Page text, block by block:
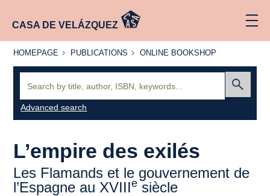
CASA DE VELÁZQUEZ
HOMEPAGE
HOMEPAGE PUBLICATIONS
PUBLICATIONS
ONLINE
ONLINE BOOKSHOP
Advanced search
L’empire des exilés
Les Flamands et le gouvernement de
l’Espagne au XVIIIe siècle